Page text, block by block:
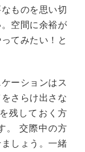
ものを思い切
空間に余裕が
てみたい！と
ーションはス
さらけ出さな
残しておく方
。 交際中の方
しょう。一緒